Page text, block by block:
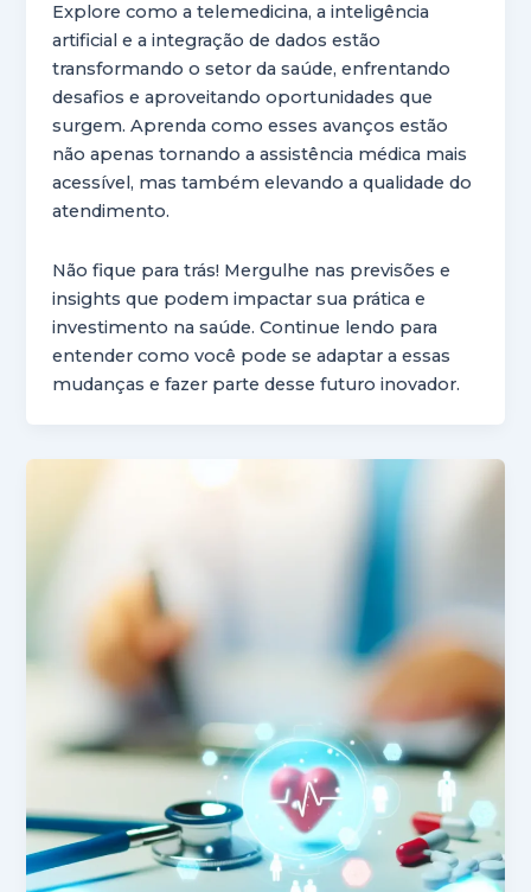
Explore como a telemedicina, a inteligência
artificial e a integração de dados estão
transformando o setor da saúde, enfrentando
desafios e aproveitando oportunidades que
surgem. Aprenda como esses avanços estão
não apenas tornando a assistência médica mais
acessível, mas também elevando a qualidade do
atendimento.
Não fique para trás! Mergulhe nas previsões e
insights que podem impactar sua prática e
investimento na saúde. Continue lendo para
entender como você pode se adaptar a essas
mudanças e fazer parte desse futuro inovador.